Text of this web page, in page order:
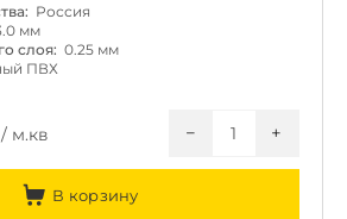
Россия
мм
слоя: 0.25 мм
ПВХ
/ м.кв +
−
В корзину